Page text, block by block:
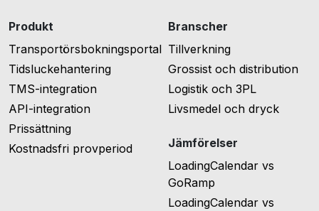
Produkt
Transportörsbokningsportal
Tidsluckehantering
TMS-integration
API-integration
Prissättning
Kostnadsfri provperiod
Branscher
Tillverkning
Grossist och distribution
Logistik och 3PL
Livsmedel och dryck
Jämförelser
LoadingCalendar vs
GoRamp
LoadingCalendar vs